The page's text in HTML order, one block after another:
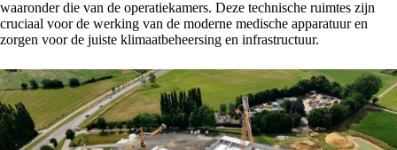
waaronder die van de operatiekamers. Deze technische ruimtes zijn
cruciaal voor de werking van de moderne medische apparatuur en
zorgen voor de juiste klimaatbeheersing en infrastructuur.